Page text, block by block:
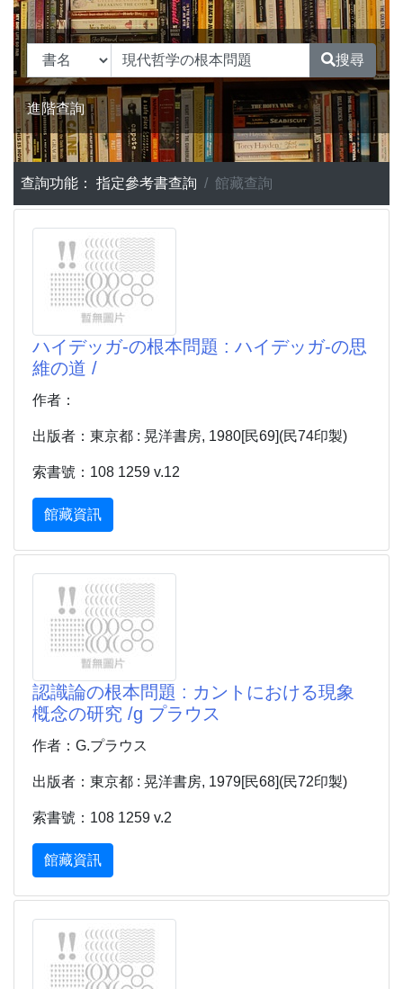
搜尋
進階查詢
查詢功能： 指定參考書查詢 館藏查詢
ハイデッガ-の根本問題 : ハイデッガ-の思
維の道 /
作者：
出版者：東京都 : 晃洋書房, 1980[民69](民74印製)
索書號：108 1259 v.12
館藏資訊
認識論の根本問題 : カントにおける現象
槪念の研究 /g プラウス
作者：G.プラウス
出版者：東京都 : 晃洋書房, 1979[民68](民72印製)
索書號：108 1259 v.2
館藏資訊